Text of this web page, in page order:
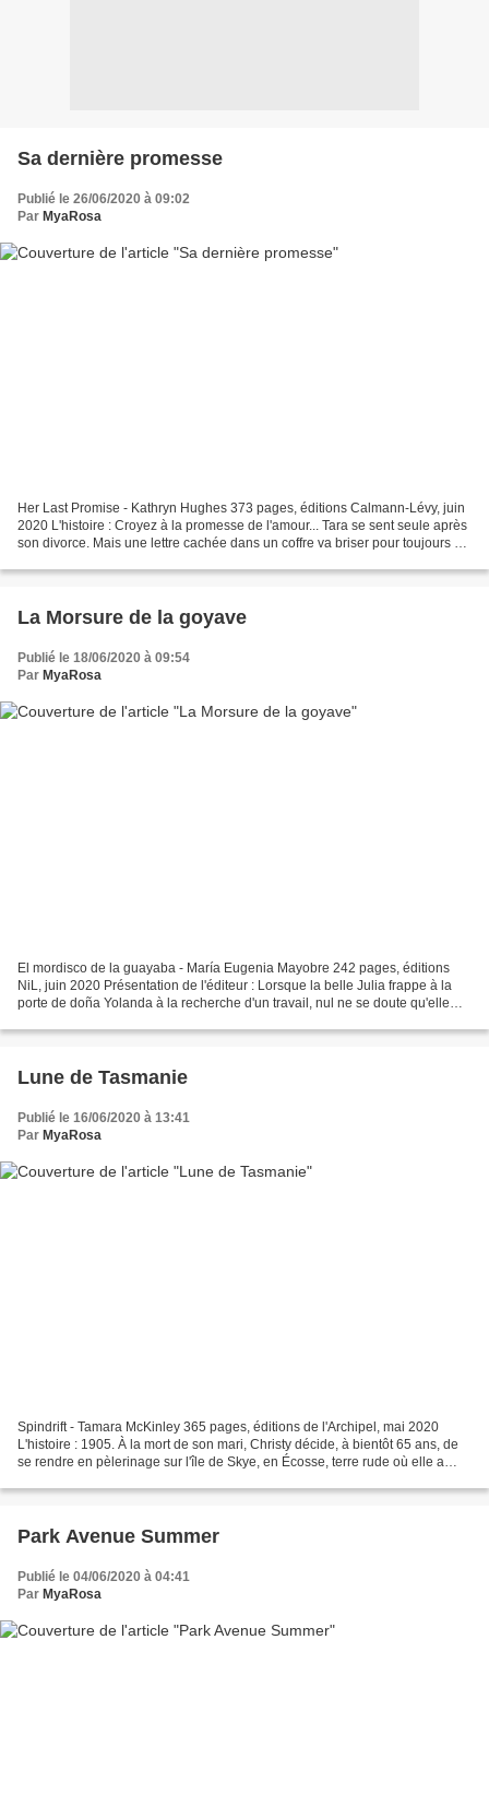
Sa dernière promesse
Publié le 26/06/2020 à 09:02
Par MyaRosa
Her Last Promise - Kathryn Hughes 373 pages, éditions Calmann-Lévy, juin
2020 L'histoire : Croyez à la promesse de l'amour... Tara se sent seule après
son divorce. Mais une lettre cachée dans un coffre va briser pour toujours sa
La Morsure de la goyave
Publié le 18/06/2020 à 09:54
Par MyaRosa
El mordisco de la guayaba - María Eugenia Mayobre 242 pages, éditions
NiL, juin 2020 Présentation de l'éditeur : Lorsque la belle Julia frappe à la
porte de doña Yolanda à la recherche d'un travail, nul ne se doute qu'elle
Lune de Tasmanie
Publié le 16/06/2020 à 13:41
Par MyaRosa
Spindrift - Tamara McKinley 365 pages, éditions de l'Archipel, mai 2020
L'histoire : 1905. À la mort de son mari, Christy décide, à bientôt 65 ans, de
se rendre en pèlerinage sur l'île de Skye, en Écosse, terre rude où elle a
Park Avenue Summer
Publié le 04/06/2020 à 04:41
Par MyaRosa